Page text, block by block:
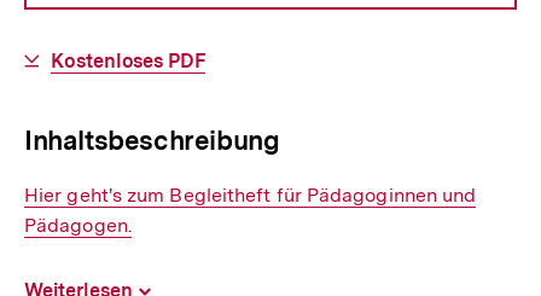
Download-
Kostenloses PDF
Inhaltsbeschreibung
Interner
Link:
Hier geht's zum Begleitheft für Pädagoginnen und
Pädagogen.
Weiterlesen